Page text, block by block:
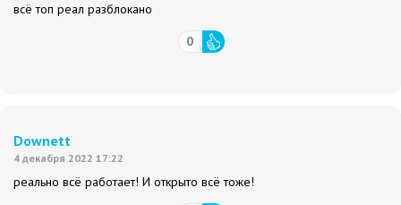
всё топ реал разблокано
0
Downett
4 декабря 2022 17:22
реально всё работает! И открыто всё тоже!